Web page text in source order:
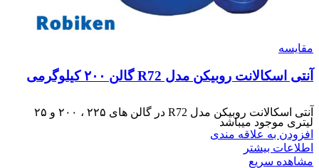
مقایسه
آنتی اسکالانت روبیکن مدل R72 گالن ۲۰۰ کیلوگرمی
آنتی اسکالانت روبیکن مدل R72 در گالن های ۲۲۵ ، ۲۰۰ و ۲۵
لیتری موجود میباشد
افزودن به علاقه مندی
اطلاعات بیشتر
مشاهده سریع